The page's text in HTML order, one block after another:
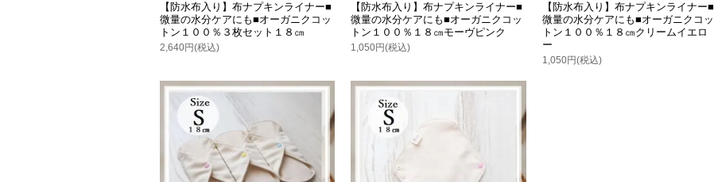
【防水布入り】布ナプキンライナー■
微量の水分ケアにも■オーガニクコッ
トン１００％３枚セット１８㎝
2,640円(税込)
【防水布入り】布ナプキンライナー■
微量の水分ケアにも■オーガニクコッ
トン１００％１８㎝モーヴピンク
1,050円(税込)
【防水布入り】布ナプキンライナー■
微量の水分ケアにも■オーガニクコッ
トン１００％１８㎝クリームイエロ
ー
1,050円(税込)